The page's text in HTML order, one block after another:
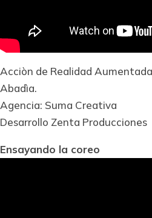
Acciòn de Realidad
Abadìa.
Agencia: Suma Creativa
Desarrollo Zenta Producciones
Ensayando la coreo